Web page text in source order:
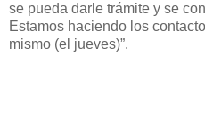
se pueda darle trámite y se
Estamos haciendo los
mismo (el jueves)”.